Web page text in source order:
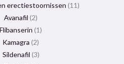
erectiestoornissen 11
Avanafil 2
Flibanserin 1
Kamagra 2
Sildenafil 3